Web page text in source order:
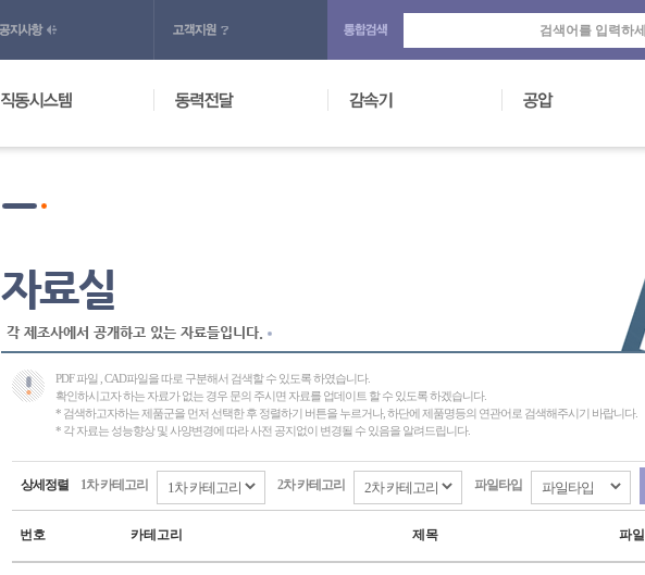
자료실
각 제조사에서 공개하고 있는 자료들입니다.
PDF 파일 , CAD파일을 따로 구분해서 검색할 수 있도록 하였습니다.
확인하시고자 하는 자료가 없는 경우 문의 주시면 자료를 업데이트 할 수 있도록 하겠습니다.
* 검색하고자하는 제품군을 먼저 선택한 후 정렬하기 버튼을 누르거나, 하단에 제품명등의 연관어로 검색해주시기 바랍니다.
* 각 자료는 성능향상 및 사양변경에 따라 사전 공지없이 변경될 수 있음을 알려드립니다.
상세정렬 1차 카테고리 2차 카테고리 파일타입
번호 카테고리 제목 파일